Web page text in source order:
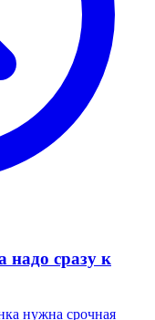
надо сразу к
нужна срочная